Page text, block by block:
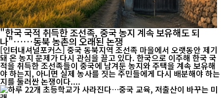
"한국 국적 취득한 조선족, 중국 농지 계속 보유해도 되
나"……동북 농촌의 오래된 논쟁
[인터내셔널포커스] 중국 동북지역 조선족 마을에서 오랫동안 제기
돼 온 농지 문제가 다시 관심을 끌고 있다. 한국으로 이주해 한국 국
적을 취득한 조선족들이 중국에 남겨둔 농지와 주택을 계속 보유해
야 하는지, 아니면 실제 농사를 짓는 주민들에게 다시 배분해야 하는
지를 둘러싼 논쟁이다....